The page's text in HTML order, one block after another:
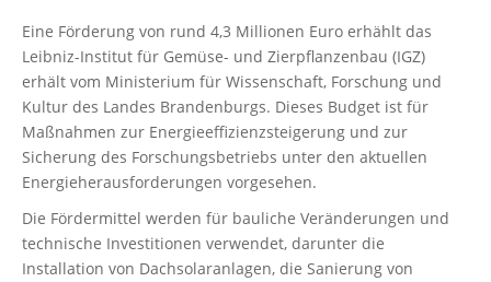
Eine Förderung von rund 4,3 Millionen Euro erhählt das
Leibniz-Institut für Gemüse- und Zierpflanzenbau (IGZ)
erhält vom Ministerium für Wissenschaft, Forschung und
Kultur des Landes Brandenburgs. Dieses Budget ist für
Maßnahmen zur Energieeffizienzsteigerung und zur
Sicherung des Forschungsbetriebs unter den aktuellen
Energieherausforderungen vorgesehen.
Die Fördermittel werden für bauliche Veränderungen und
technische Investitionen verwendet, darunter die
Installation von Dachsolaranlagen, die Sanierung von